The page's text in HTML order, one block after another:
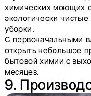
химических моющих
экологически
уборки.
С первоначальными
открыть небольшое
бытовой химии с
месяцев.
9.